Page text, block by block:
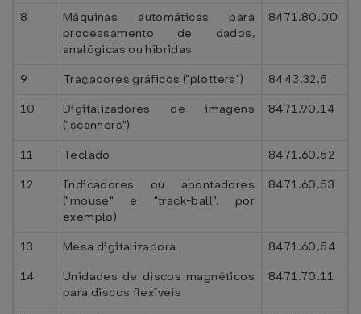
8
Máquinas automáticas para
processamento de dados,
analógicas ou híbridas
8471.80.00
9 Traçadores gráficos ("plotters")
8443.32.5
10
Digitalizadores de imagens
("scanners")
8471.90.14
11 Teclado
8471.60.52
12
Indicadores ou apontadores
("mouse" e "track-ball", por
exemplo)
8471.60.53
13 Mesa digitalizadora
8471.60.54
14
Unidades de discos magnéticos
para discos flexíveis
8471.70.11